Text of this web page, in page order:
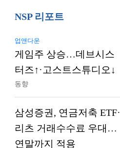
NSP 리포트
업앤다운
게임주 상승…데브시스
터즈↑·고스트스튜디오↓
동향
삼성증권, 연금저축 ETF·
리츠 거래수수료 우대…
연말까지 적용